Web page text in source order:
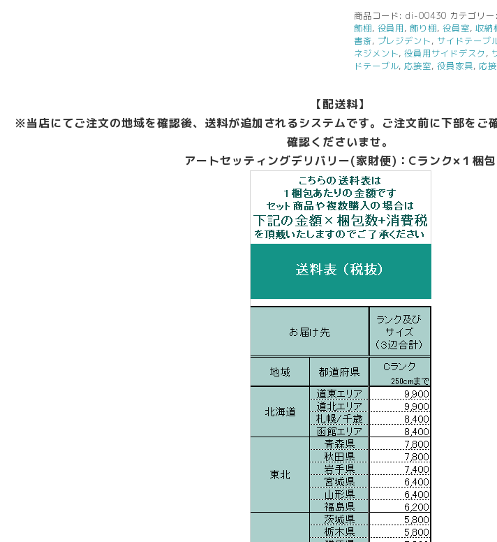
商品コード:di-00430 カテゴリー:
飾棚, 役員用,飾り棚,役員室, 収納
書斎, プレジデント, サイドテーブ
ネジメント,役員用サイドデスク ,
ドテーブル,応接室,役員家具, 応
【配送料】
※当店にてご注文の地域を確認後、送料が追加されるシステムです。ご注文前に下部をご
確認くださいませ。
アートセッティングデリバリー(家財便)：Cランク×１梱包